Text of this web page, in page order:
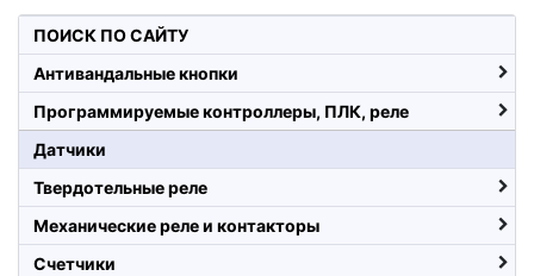
ПОИСК ПО САЙТУ
Антивандальные кнопки
Программируемые контроллеры, ПЛК, реле
Датчики
Твердотельные реле
Механические реле и контакторы
Счетчики